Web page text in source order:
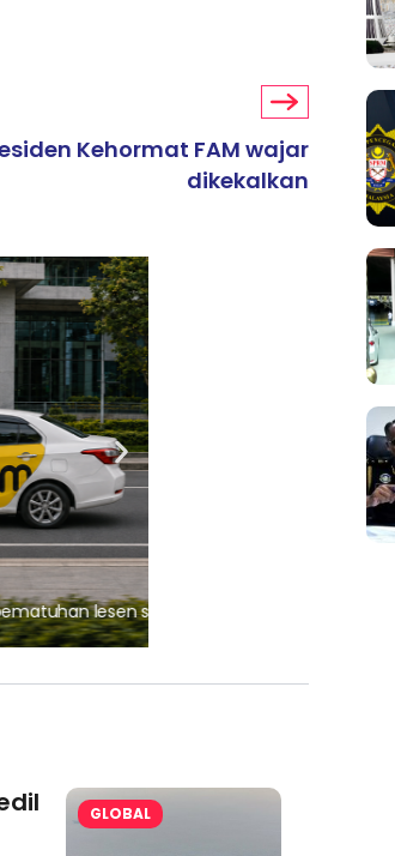
Kehormat FAM wajar
dikekalkan
separuh
GLOBAL